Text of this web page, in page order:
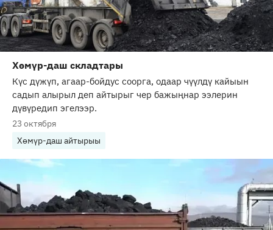
Хөмүр-даш складтары
Күс дүжүп, агаар-бойдус соорга, одаар чүүлдү кайыын
садып алырыл деп айтырыг чер бажыңнар ээлерин
дүвүредип эгелээр.
23 октября
Хөмүр-даш айтырыы